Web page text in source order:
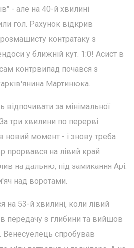
- але на 40-й хвилині
гол. Рахунок відкрив
контратаку з
у ближній кут. 1:0! Асист в
контрвипад почався з
Мартинюка.
відпочивати за мінімальної
три хвилини по перерві
новий момент - і знову треба
прорвався на лівий край
на дальню, під замикання Арі.
над воротами.
на 53-й хвилині, коли лівий
передачу з глибини та вийшов
Венесуелець спробував